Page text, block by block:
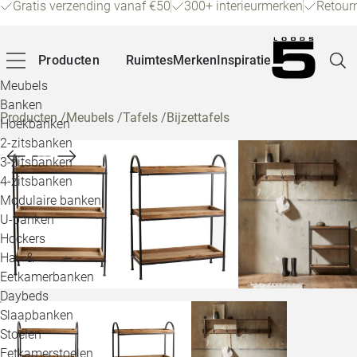
Gratis verzending vanaf €50 300+ interieurmerken
Producten
Meubels
Banken
Hoekbanken
2-zitsbanken
3-zitsbanken
4-zitsbanken
Modulaire banken
U-banken
Hockers
Hal- &
Eetkamerbanken
Daybeds
Slaapbanken
Stoelen
Eetkamerstoelen
RuimtesMerkenInspiratie
Producten/Meubels /Tafels /Bijzettafels